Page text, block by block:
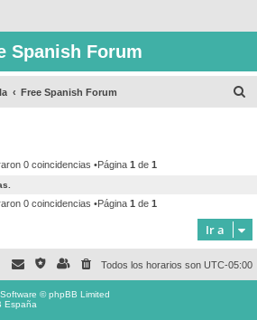
Spanish Forum
Free Spanish Forum
0 coincidencias •Página 1 de 1
0 coincidencias •Página 1 de 1
Ir a
Todos los horarios son UTC-05:00
© phpBB Limited
España